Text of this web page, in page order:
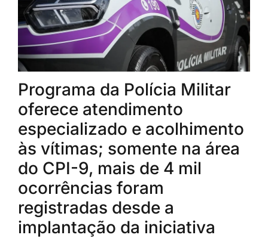
Programa da Polícia Militar
oferece atendimento
especializado e acolhimento
às vítimas; somente na área
do CPI-9, mais de 4 mil
ocorrências foram
registradas desde a
implantação da iniciativa